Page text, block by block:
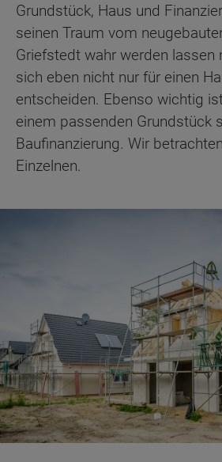
Grundstück, Haus und
seinen Traum vom
Griefstedt wahr werden lassen
sich eben nicht nur für einen
entscheiden. Ebenso wichtig
einem passenden Grundstück
Baufinanzierung. Wir
Einzelnen.